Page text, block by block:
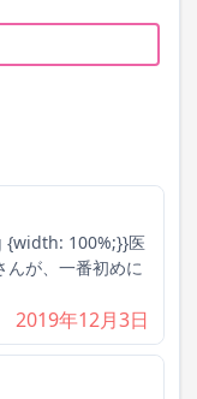
100%;}}医
んが、一番初めに
2019年12月3日